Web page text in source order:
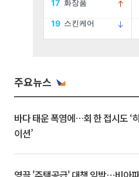
주요뉴스
바다 태운 폭염에…회 한 접시도 ‘
이션’